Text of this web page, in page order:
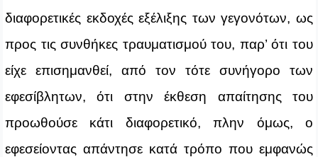
διαφορετικές εκδοχές εξέλιξης των γεγονότων, ως
προς τις συνθήκες τραυματισμού του, παρ’ ότι του
είχε επισημανθεί, από τον τότε συνήγορο των
εφεσίβλητων, ότι στην έκθεση απαίτησης του
προωθούσε κάτι διαφορετικό, πλην όμως, ο
εφεσείοντας απάντησε κατά τρόπο που εμφανώς